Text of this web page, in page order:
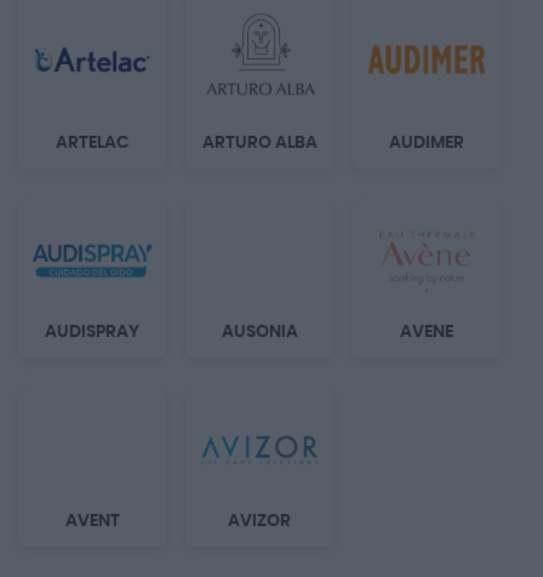
ARTELAC ARTURO ALBA AUDIMER
AUDISPRAY AUSONIA AVENE
AVENT AVIZOR